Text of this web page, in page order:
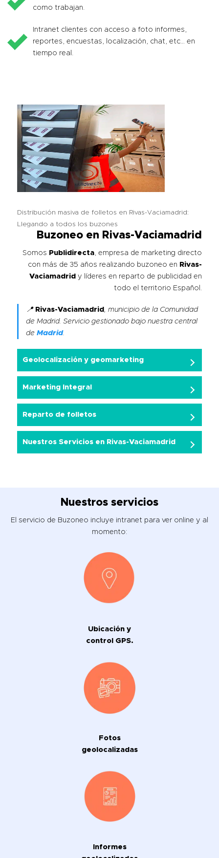
como trabajan.
Intranet clientes con acceso a foto informes,
reportes, encuestas, localización, chat, etc… en
tiempo real.
Distribución masiva de folletos en Rivas-Vaciamadrid:
Llegando a todos los buzones
Buzoneo en Rivas-Vaciamadrid
Somos Publidirecta , empresa de marketing directo
con más de 35 años realizando buzoneo en Rivas-
Vaciamadrid y líderes en reparto de publicidad en
todo el territorio Español.
📍 Rivas-Vaciamadrid
, municipio de la Comunidad
de Madrid. Servicio gestionado bajo nuestra central
de Madrid.
Geolocalización y geomarketing
Marketing Integral
Reparto de folletos
Nuestros Servicios en Rivas-Vaciamadrid
Nuestros servicios
El servicio de Buzoneo incluye intranet para ver online y al
momento:
Ubicación y
control GPS.
Fotos
geolocalizadas
Informes